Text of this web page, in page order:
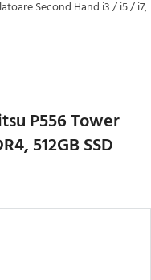
Second Hand i3 / i5 / i7,
P556 Tower
512GB SSD